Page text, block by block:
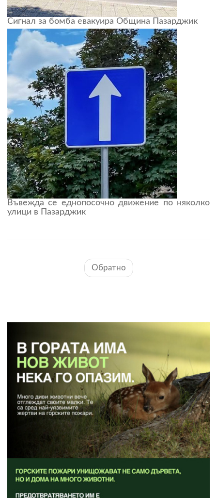
Сигнал за бомба евакуира Община Пазарджик
Въвежда се еднопосочно движение по няколко
улици в Пазарджик
Обратно